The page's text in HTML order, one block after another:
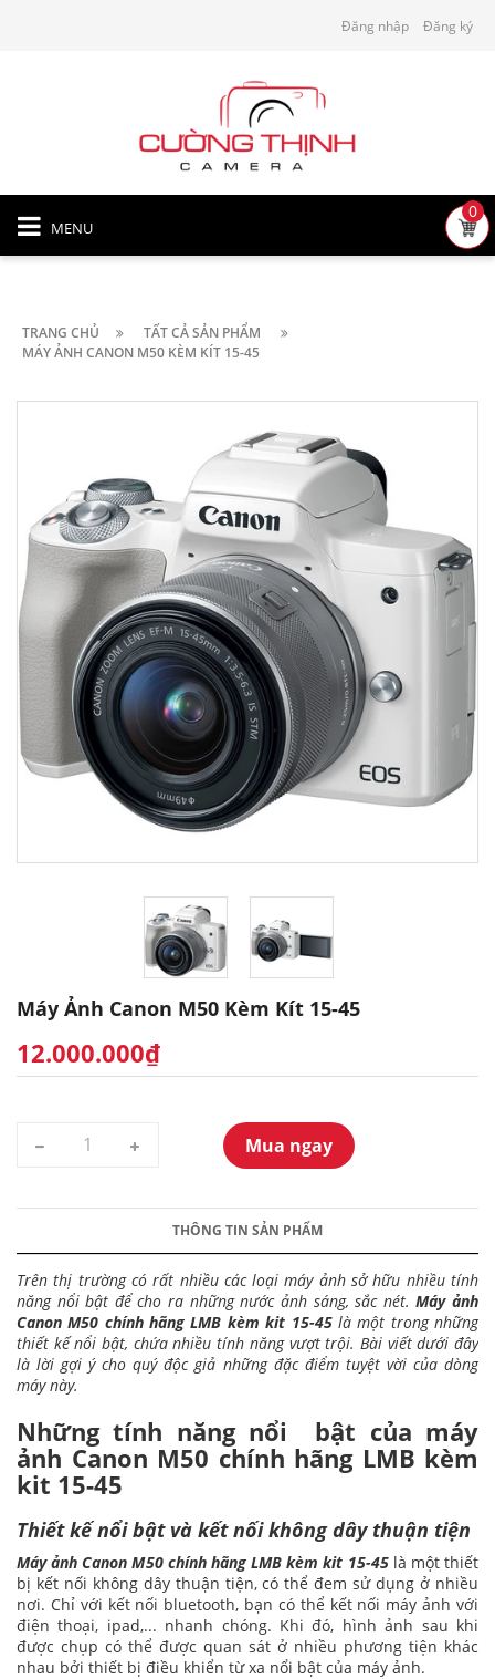
Đăng nhập Đăng ký
MENU
0
TRANG CHỦ
TẤT CẢ SẢN PHẨM
MÁY ẢNH CANON M50 KÈM KÍT 15-45
Máy Ảnh Canon M50 Kèm Kít 15-45
12.000.000₫
Mua ngay
THÔNG TIN SẢN PHẨM
Trên thị trường có rất nhiều các loại máy ảnh sở hữu nhiều tính
năng nổi bật để cho ra những nước ảnh sáng, sắc nét.Máy ảnh
Canon M50 chính hãng LMB kèm kit 15-45là một trong những
thiết kế nổi bật, chứa nhiều tính năng vượt trội. Bài viết dưới đây
là lời gợi ý cho quý độc giả những đặc điểm tuyệt vời của dòng
máy này.
Những tính năng nổi bật của máy
ảnh Canon M50 chính hãng LMB kèm
kit 15-45
Thiết kế nổi bật và kết nối không dây thuận tiện
Máy ảnh Canon M50 chính hãng LMB kèm kit 15-45là một thiết
bị kết nối không dây thuận tiện, có thể đem sử dụng ở nhiều
nơi. Chỉ với kết nối bluetooth, bạn có thể kết nối máy ảnh với
điện thoại, ipad,... nhanh chóng. Khi đó, hình ảnh sau khi
được chụp có thể được quan sát ở nhiều phương tiện khác
nhau bởi thiết bị điều khiển từ xa nổi bật của máy ảnh.